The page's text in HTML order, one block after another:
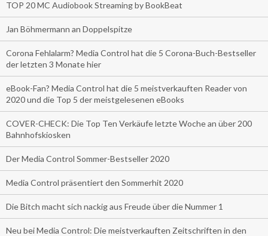
TOP 20 MC Audiobook Streaming by BookBeat
Jan Böhmermann an Doppelspitze
Corona Fehlalarm? Media Control hat die 5 Corona-Buch-Bestseller
der letzten 3 Monate hier
eBook-Fan? Media Control hat die 5 meistverkauften Reader von
2020 und die Top 5 der meistgelesenen eBooks
COVER-CHECK: Die Top Ten Verkäufe letzte Woche an über 200
Bahnhofskiosken
Der Media Control Sommer-Bestseller 2020
Media Control präsentiert den Sommerhit 2020
Die Bitch macht sich nackig aus Freude über die Nummer 1
Neu bei Media Control: Die meistverkauften Zeitschriften in den